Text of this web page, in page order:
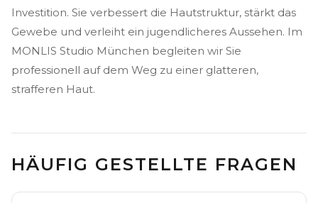
Investition. Sie verbessert die Hautstruktur, stärkt das
Gewebe und verleiht ein jugendlicheres Aussehen. Im
MONLIS Studio München begleiten wir Sie
professionell auf dem Weg zu einer glatteren,
strafferen Haut.
HÄUFIG GESTELLTE FRAGEN